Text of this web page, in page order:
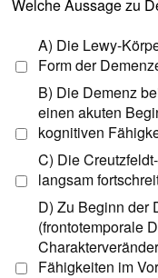
Welche Aussage zu
A) Die Lewy-
Form der
B) Die Demenz
einen akuten
kognitiven
C) Die
langsam
D) Zu Beginn der
(frontotemporale
Fähigkeiten im